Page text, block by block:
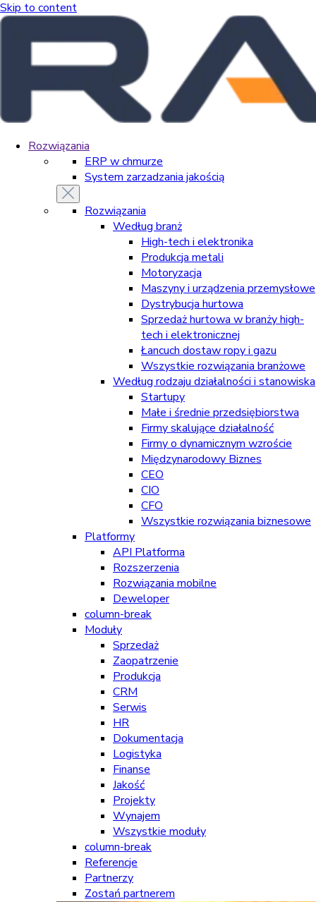
Skip to content
Rozwiązania
ERP w chmurze
System zarzadzania jakością
Rozwiązania
Według branż
High-tech i elektronika
Produkcja metali
Motoryzacja
Maszyny i urządzenia przemysłowe
Dystrybucja hurtowa
Sprzedaż hurtowa w branży high-
tech i elektronicznej
Łancuch dostaw ropy i gazu
Wszystkie rozwiązania branżowe
Według rodzaju działalności i stanowiska
Startupy
Małe i średnie przedsiębiorstwa
Firmy skalujące działalność
Firmy o dynamicznym wzroście
Międzynarodowy Biznes
CEO
CIO
CFO
Wszystkie rozwiązania biznesowe
Platformy
API Platforma
Rozszerzenia
Rozwiązania mobilne
Deweloper
column-break
Moduły
Sprzedaż
Zaopatrzenie
Produkcja
CRM
Serwis
HR
Dokumentacja
Logistyka
Finanse
Jakość
Projekty
Wynajem
Wszystkie moduły
column-break
Referencje
Partnerzy
Zostań partnerem